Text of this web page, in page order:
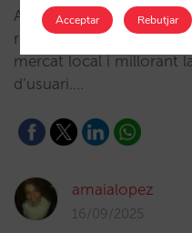
Aquesta solució
redueix costos de
mercat local i millorant
d’usuari.…
amaialopez
16/09/2025
Acceptar Rebutjar